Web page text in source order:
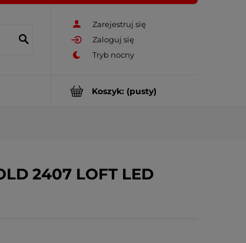
Zarejestruj się
Zaloguj się
Koszyk: (pusty)
2407 LOFT LED